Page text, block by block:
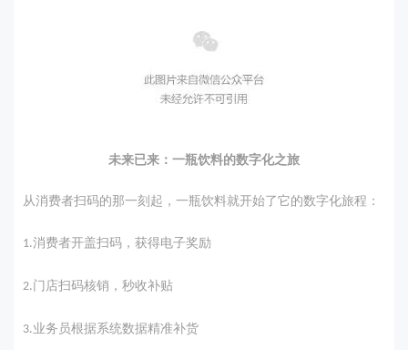
未来已来：一瓶饮料的数字化之旅
从消费者扫码的那一刻起，一瓶饮料就开始了它的数字化旅程：
1.消费者开盖扫码，获得电子奖励
2.门店扫码核销，秒收补贴
3.业务员根据系统数据精准补货